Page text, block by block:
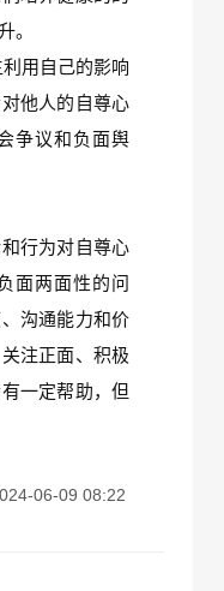
。
用自己的影响
他人的自尊心
争议和负面舆
行为对自尊心
面两面性的问
沟通能力和价
注正面、积极
一定帮助，但
06-09 08:22